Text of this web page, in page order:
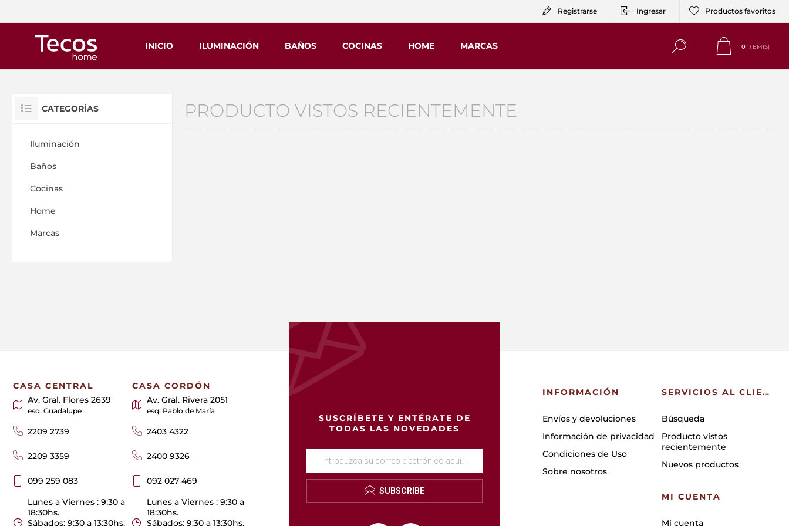
Registrarse Ingresar Productos favoritos
INICIO ILUMINACIÓN BAÑOS COCINAS HOME MARCAS 0 ITEM(S)
PRODUCTO VISTOS RECIENTEMENTE
CATEGORÍAS
Iluminación
Baños
Cocinas
Home
Marcas
SUSCRÍBETE Y ENTÉRATE DE
TODAS LAS NOVEDADES
SUBSCRIBE
CASA CENTRAL
Av. Gral. Flores 2639
esq. Guadalupe
2209 2739
2209 3359
099 259 083
Lunes a Viernes : 9:30 a
18:30hs.
Sábados: 9:30 a 13:30hs.
CASA CORDÓN
Av. Gral. Rivera 2051
esq. Pablo de María
2403 4322
2400 9326
092 027 469
Lunes a Viernes : 9:30 a
18:30hs.
Sábados: 9:30 a 13:30hs.
INFORMACIÓN
Envíos y devoluciones
Información de privacidad
Condiciones de Uso
Sobre nosotros
SERVICIOS AL CLIENTE
Búsqueda
Producto vistos
recientemente
Nuevos productos
MI CUENTA
Mi cuenta